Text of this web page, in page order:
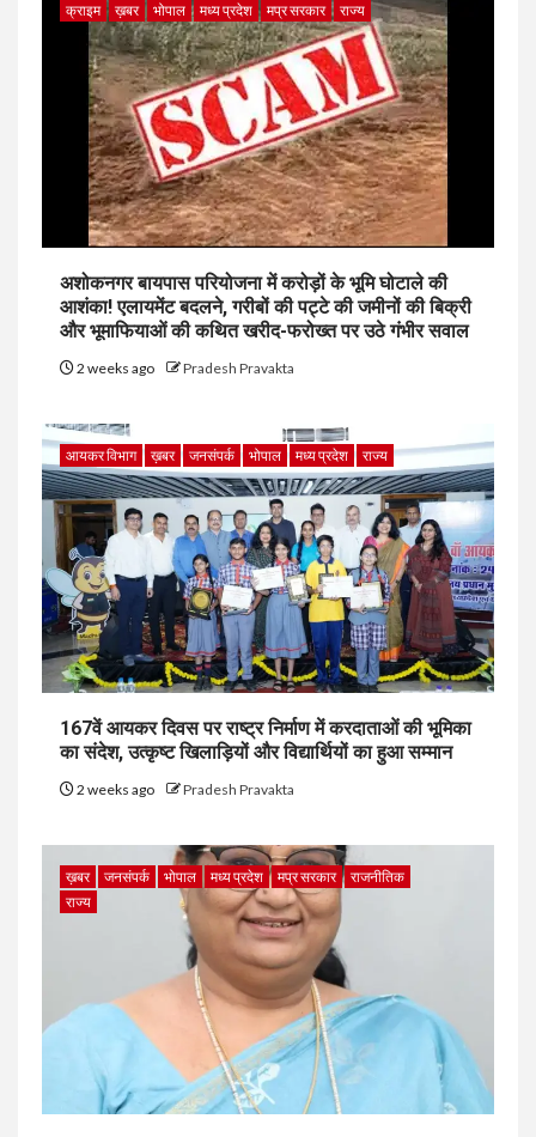
क्राइम ख़बर भोपाल मध्य प्रदेश मप्र सरकार राज्य
अशोकनगर बायपास परियोजना में करोड़ों के भूमि घोटाले की
आशंका! एलायमेंट बदलने, गरीबों की पट्टे की जमीनों की बिक्री
और भूमाफियाओं की कथित खरीद-फरोख्त पर उठे गंभीर सवाल
2 weeks ago Pradesh Pravakta
आयकर विभाग ख़बर जनसंपर्क भोपाल मध्य प्रदेश राज्य
167वें आयकर दिवस पर राष्ट्र निर्माण में करदाताओं की भूमिका
का संदेश, उत्कृष्ट खिलाड़ियों और विद्यार्थियों का हुआ सम्मान
2 weeks ago Pradesh Pravakta
ख़बर जनसंपर्क भोपाल मध्य प्रदेश मप्र सरकार
राजनीतिक
राज्य